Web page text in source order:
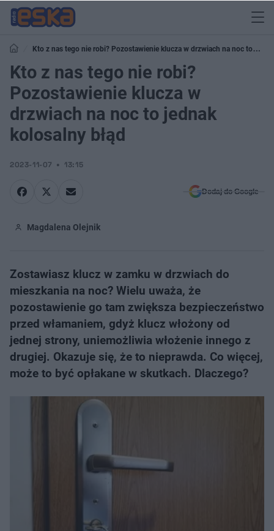
Kto z nas tego nie robi? Pozostawienie klucza w drzwiach na noc to
jednak kolosalny błąd
Kto z nas tego nie robi?
Pozostawienie klucza w
drzwiach na noc to jednak
kolosalny błąd
2023-11-07 13:15
Dodaj do Google
Magdalena Olejnik
Zostawiasz klucz w zamku w drzwiach do
mieszkania na noc? Wielu uważa, że
pozostawienie go tam zwiększa bezpieczeństwo
przed włamaniem, gdyż klucz włożony od
jednej strony, uniemożliwia włożenie innego z
drugiej. Okazuje się, że to nieprawda. Co więcej,
może to być opłakane w skutkach. Dlaczego?